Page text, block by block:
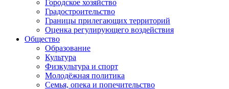
Городское хозяйство
Градостроительство
Границы прилегающих территорий
Оценка регулирующего воздействия
Общество
Образование
Культура
Физкультура и спорт
Молодёжная политика
Семья, опека и попечительство